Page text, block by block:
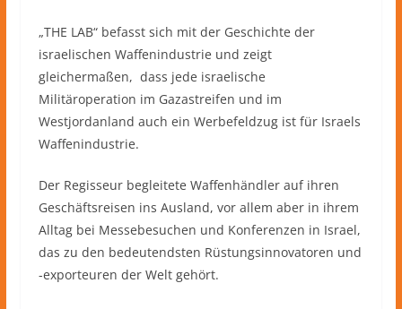
„THE LAB“ befasst sich mit der Geschichte der
israelischen Waffenindustrie und zeigt
gleichermaßen, dass jede israelische
Militäroperation im Gazastreifen und im
Westjordanland auch ein Werbefeldzug ist für Israels
Waffenindustrie.
Der Regisseur begleitete Waffenhändler auf ihren
Geschäftsreisen ins Ausland, vor allem aber in ihrem
Alltag bei Messebesuchen und Konferenzen in Israel,
das zu den bedeutendsten Rüstungsinnovatoren und
-exporteuren der Welt gehört.